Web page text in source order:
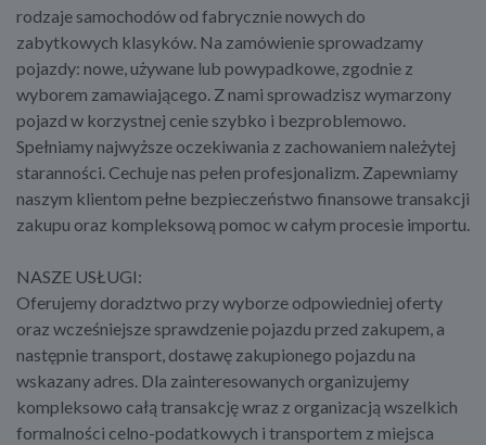
rodzaje samochodów od fabrycznie nowych do
zabytkowych klasyków. Na zamówienie sprowadzamy
pojazdy: nowe, używane lub powypadkowe, zgodnie z
wyborem zamawiającego. Z nami sprowadzisz wymarzony
pojazd w korzystnej cenie szybko i bezproblemowo.
Spełniamy najwyższe oczekiwania z zachowaniem należytej
staranności. Cechuje nas pełen profesjonalizm. Zapewniamy
naszym klientom pełne bezpieczeństwo finansowe transakcji
zakupu oraz kompleksową pomoc w całym procesie importu.
NASZE USŁUGI:
Oferujemy doradztwo przy wyborze odpowiedniej oferty
oraz wcześniejsze sprawdzenie pojazdu przed zakupem, a
następnie transport, dostawę zakupionego pojazdu na
wskazany adres. Dla zainteresowanych organizujemy
kompleksowo całą transakcję wraz z organizacją wszelkich
formalności celno-podatkowych i transportem z miejsca